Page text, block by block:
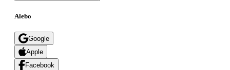
Alebo
Google
Apple
Facebook